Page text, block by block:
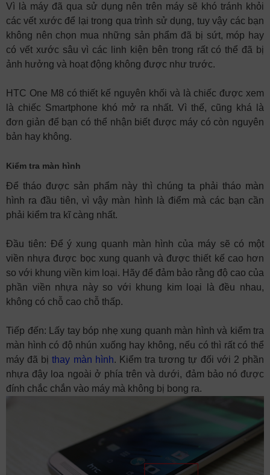
Vì là máy đã qua sử dụng nên trên máy sẽ khó tránh khỏi
các vết xước để lại trong qua trình sử dụng, tuy vậy các bạn
không nên chọn mua những sản phẩm đã bị sứt, móp hay
có vết xước sâu vì các linh kiện bên trong rất có thể đã bị
ảnh hưởng và hoạt động không được như trước.
HTC One M8 có thiết kế nguyên khối và là chiếc được xem
là chiếc Smartphone khó mở ra nhất. Vì thế, cũng khá là
đơn giản để bạn có thể nhận biết được máy có còn nguyên
bản hay không.
Kiểm tra màn hình
Để tháo được sản phẩm này thì chúng ta phải tháo màn
hình ra đầu tiên, vì vậy màn hình là điểm mà các bạn cần
phải kiểm tra kĩ càng nhất.
Đầu tiên: Để ý xung quanh màn hình của máy sẽ có một
viền nhựa được bọc xung quanh và được thiết kế cao hơn
so với khung viền kim loại. Hãy để đảm bảo rằng độ cao của
phần viền nhựa này so với khung kim loại là đều nhau,
không có chỗ cao chỗ thấp.
Tiếp đến: Lấy tay bóp nhẹ xung quanh màn hình và kiểm tra
màn hình có độ nhún xuống hay không, nếu có thì rất có thể
máy đã bịthay màn hình. Kiểm tra tương tự đối với 2 phần
nhựa đậy loa ngoài ở phía trên và dưới, đảm bảo nó được
đính chắc chắn vào máy mà không bị bong ra.